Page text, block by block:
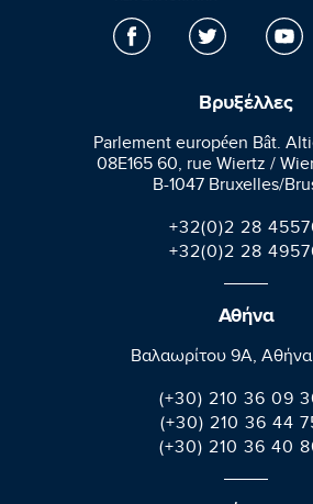
Βρυξέλλες
Parlement européen Bât.
08E165 60, rue Wiertz /
B-1047 Bruxelles/
+32(0)2 28
+32(0)2 28
Αθήνα
Βαλαωρίτου 9A, Aθήνα
(+30) 210 36 09
(+30) 210 36 44
(+30) 210 36 40